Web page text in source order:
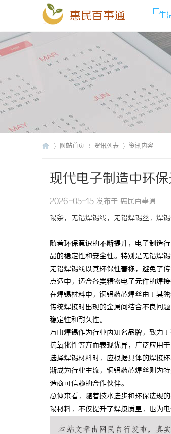
惠民百事通 生
网站首页 资讯列表 资讯内容
现代电子制造中环
2026-05-15 发布于 惠民百事通
锡条，无铅焊锡线，无铅焊锡丝，焊
随着环保意识的不断提升，电子制造
品的稳定性和安全性。特别是无铅焊
无铅焊锡线以其环保性著称，避免了
点适中，适合各类精密电子元件的焊
在焊锡材料中，铜铝药芯焊丝由于其
传统焊接时出现的金属间结合不良问
稳定性和耐久性。
万山焊锡作为行业内知名品牌，致力
抗氧化性等方面表现优异，广泛应用
选择焊锡材料时，应根据具体的焊接
渐成为行业主流，铜铝药芯焊丝则为
造商可信赖的合作伙伴。
总体来看，随着技术进步和环保法规
锡材料，不仅提升了焊接质量，也为